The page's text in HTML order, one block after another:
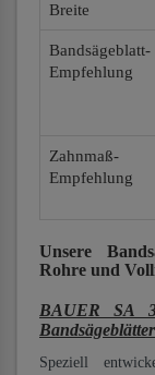
Breite
Bandsägeblatt-
Empfehlung
Zahnmaß-
Empfehlung
Unsere
Rohre und
BAUER SA
Bandsägeblätter
Speziell